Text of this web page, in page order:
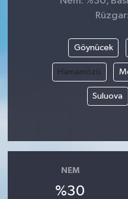
Göynücek
Hamamözü
Suluova
NEM
%30